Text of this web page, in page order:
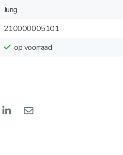
Jung
210000005101
op voorraad